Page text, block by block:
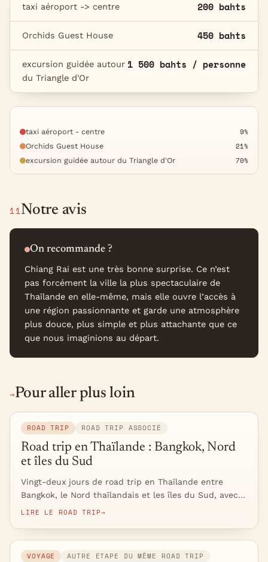
taxi aéroport -> centre 200 bahts
Orchids Guest House 450 bahts
excursion guidée autour
du Triangle d'Or
1 500 bahts / personne
taxi aéroport - centre 9%
Orchids Guest House 21%
excursion guidée autour du Triangle d'Or 70%
11Notre avis
On recommande ?
Chiang Rai est une très bonne surprise. Ce n’est
pas forcément la ville la plus spectaculaire de
Thaïlande en elle-même, mais elle ouvre l’accès à
une région passionnante et garde une atmosphère
plus douce, plus simple et plus attachante que ce
que nous imaginions au départ.
→Pour aller plus loin
ROAD TRIP ROAD TRIP ASSOCIÉ
Road trip en Thaïlande : Bangkok, Nord
et îles du Sud
Vingt-deux jours de road trip en Thaïlande entre
Bangkok, le Nord thaïlandais et les îles du Sud, avec…
LIRE LE ROAD TRIP→
VOYAGE AUTRE ÉTAPE DU MÊME ROAD TRIP